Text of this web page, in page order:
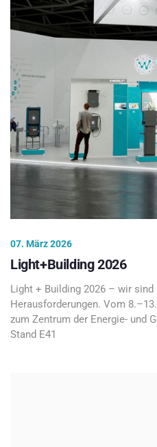
07. März 2026
Light+Building 2026
Light + Building 2026 – wir sind
Herausforderungen. Vom
zum Zentrum der Energie- und
Stand E41